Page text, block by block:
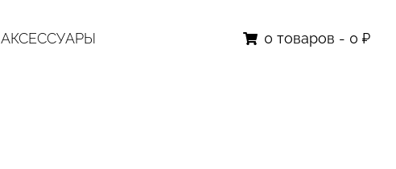
АКСЕССУАРЫ 0 товаров - 0 ₽